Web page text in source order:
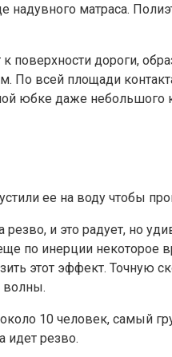
надувного матраса.
поверхности дороги,
По всей площади
юбке даже небольшого
ее на воду чтобы
и это радует, но
по инерции некоторое
этот эффект. Точную
волны.
10 человек, самый
идет резво.